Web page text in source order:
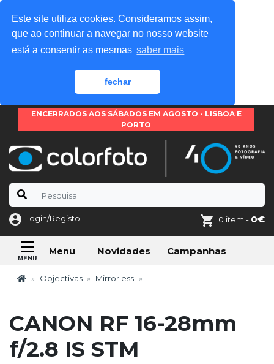
Este site utiliza cookies. Consideramos assim,
que ao continuar a navegar no nosso website
está a consentir as mesmas saber mais
fechar
ENCERRADOS AOS SÁBADOS EM AGOSTO - LISBOA E
PORTO
Login/Registo 0 item - 0€
Menu Novidades Campanhas
Objectivas Mirrorless
CANON RF 16-28mm
f/2.8 IS STM